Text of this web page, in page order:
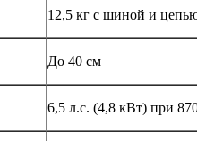
12,5 кг с шиной и
До 40 см
6,5 л.с. (4,8 кВт) при